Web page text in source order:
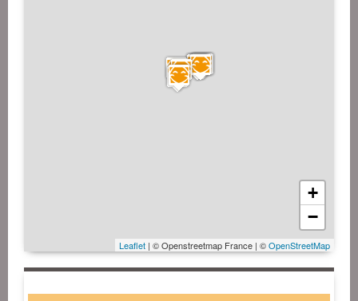
+
−
Leaflet | © Openstreetmap France | ©OpenStreetMap